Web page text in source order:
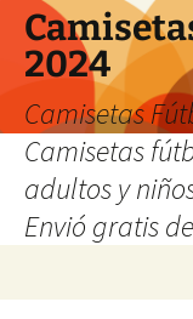
2024
Camisetas
Camisetas
adultos y
Envió gratis